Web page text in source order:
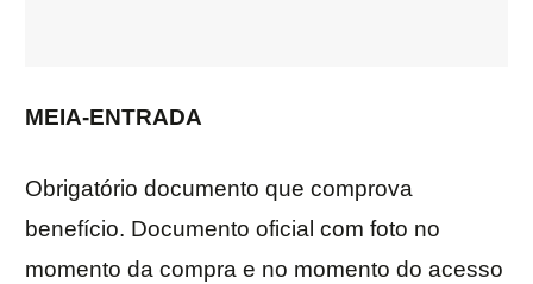
MEIA-ENTRADA
Obrigatório documento que comprova
benefício. Documento oficial com foto no
momento da compra e no momento do acesso